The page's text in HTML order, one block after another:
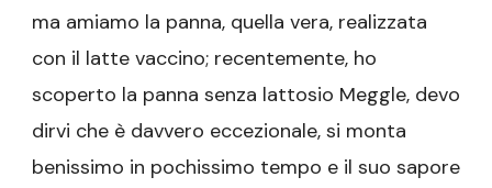
ma amiamo la panna, quella vera, realizzata
con il latte vaccino; recentemente, ho
scoperto la panna senza lattosio Meggle, devo
dirvi che è davvero eccezionale, si monta
benissimo in pochissimo tempo e il suo sapore